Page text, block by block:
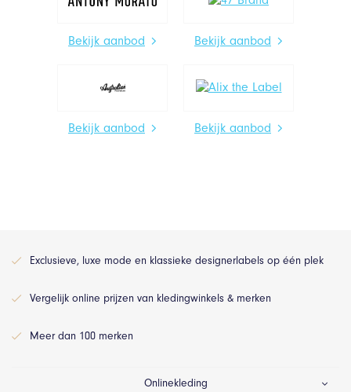
Bekijk aanbod Bekijk aanbod
Bekijk aanbod Bekijk aanbod
Exclusieve, luxe mode en klassieke designerlabels op één plek
Vergelijk online prijzen van kledingwinkels & merken
Meer dan 100 merken
Onlinekleding